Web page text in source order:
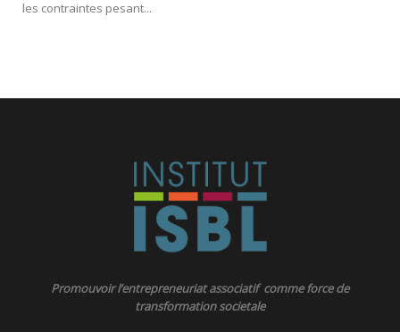
les contraintes pesant...
Promouvoir l’entrepreneuriat associatif comme force de
transformation societale